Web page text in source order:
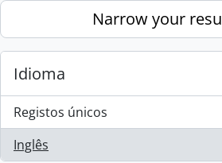
Skip to main contentNarrow your
Idioma
Registos únicos
, 1 resultados
Inglês
, 1 resultados